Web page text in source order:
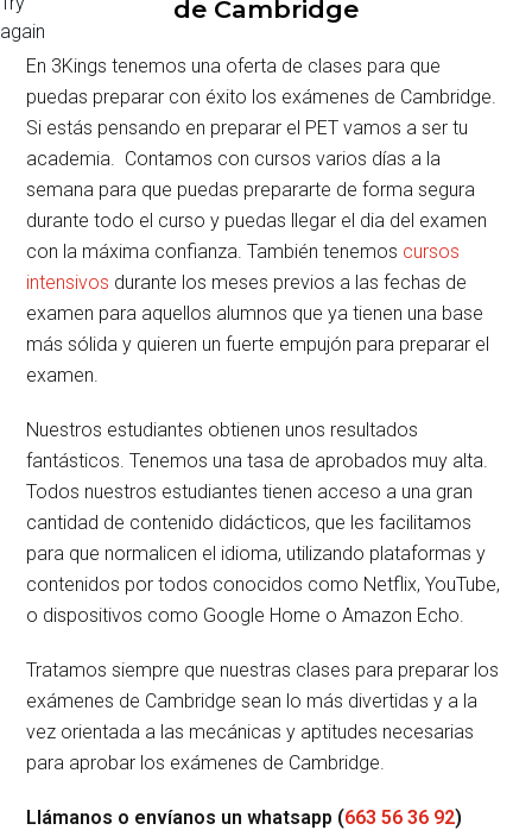
again
de Cambridge
En 3Kings tenemos una oferta de clases para que
puedas preparar con éxito los exámenes de Cambridge.
Si estás pensando en preparar el PET vamos a ser tu
academia. Contamos con cursos varios días a la
semana para que puedas prepararte de forma segura
durante todo el curso y puedas llegar el dia del examen
con la máxima confianza. También tenemos cursos
intensivos durante los meses previos a las fechas de
examen para aquellos alumnos que ya tienen una base
más sólida y quieren un fuerte empujón para preparar el
examen.
Nuestros estudiantes obtienen unos resultados
fantásticos. Tenemos una tasa de aprobados muy alta.
Todos nuestros estudiantes tienen acceso a una gran
cantidad de contenido didácticos, que les facilitamos
para que normalicen el idioma, utilizando plataformas y
contenidos por todos conocidos como Netflix, YouTube,
o dispositivos como Google Home o Amazon Echo.
Tratamos siempre que nuestras clases para preparar los
exámenes de Cambridge sean lo más divertidas y a la
vez orientada a las mecánicas y aptitudes necesarias
para aprobar los exámenes de Cambridge.
Llámanos o envíanos un whatsapp (663 56 36 92)